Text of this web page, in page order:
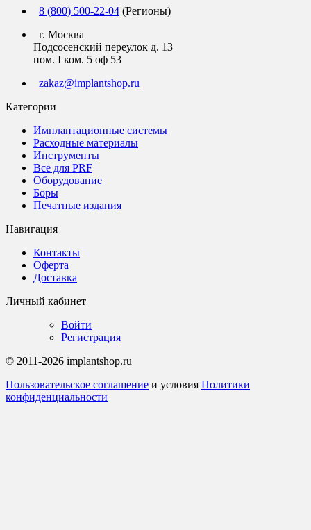
8 (800) 500-22-04 (Регионы)
г. Москва
Подсосенский переулок д. 13
пом. I ком. 5 оф 53
zakaz@implantshop.ru
Категории
Имплантационные системы
Расходные материалы
Инструменты
Все для PRF
Оборудование
Боры
Печатные издания
Навигация
Контакты
Оферта
Доставка
Личный кабинет
Войти
Регистрация
© 2011-2026 implantshop.ru
Пользовательское соглашение и условия Политики
конфиденциальности